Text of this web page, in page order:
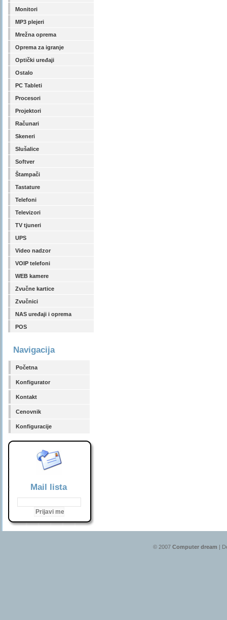
Monitori
MP3 plejeri
Mrežna oprema
Oprema za igranje
Optički uređaji
Ostalo
PC Tableti
Procesori
Projektori
Računari
Skeneri
Slušalice
Softver
Štampači
Tastature
Telefoni
Televizori
TV tjuneri
UPS
Video nadzor
VOIP telefoni
WEB kamere
Zvučne kartice
Zvučnici
NAS uređaji i oprema
POS
Navigacija
Početna
Konfigurator
Kontakt
Cenovnik
Konfiguracije
Mail lista
© 2007 Computer dream |